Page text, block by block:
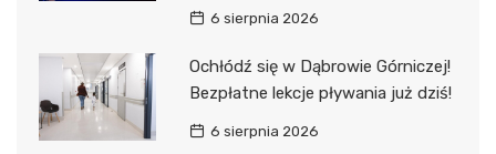
6 sierpnia 2026
Ochłódź się w Dąbrowie Górniczej!
Bezpłatne lekcje pływania już dziś!
6 sierpnia 2026